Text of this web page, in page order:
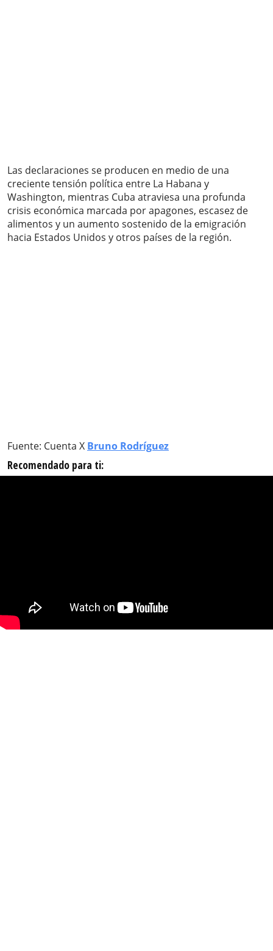
Las declaraciones se producen en medio de una
creciente tensión política entre La Habana y
Washington, mientras Cuba atraviesa una profunda
crisis económica marcada por apagones, escasez de
alimentos y un aumento sostenido de la emigración
hacia Estados Unidos y otros países de la región.
Fuente: Cuenta X Bruno Rodríguez
Recomendado para ti: